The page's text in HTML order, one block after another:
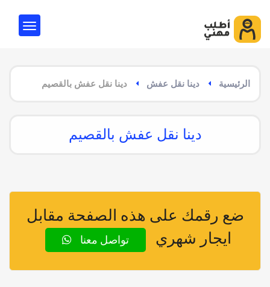
الرئيسية دينا نقل عفش دينا نقل عفش بالقصيم
دينا نقل عفش بالقصيم
ضع رقمك على هذه الصفحة مقابل
ايجار شهري
تواصل معنا